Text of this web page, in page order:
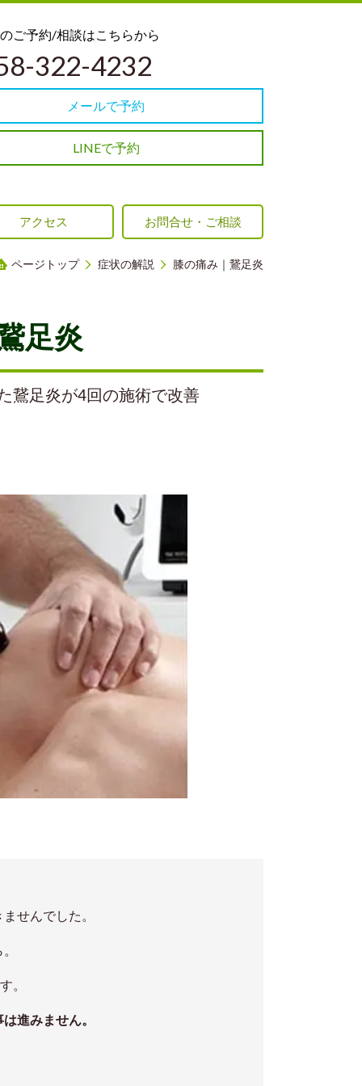
でのご予約/相談はこちらから
322-4232
メールで予約
LINEで予約
アクセス お問合せ・ご相談
ページトップ 症状の解説 膝の痛み｜鵞足炎
足炎
鵞足炎が4回の施術で改善
せんでした。
。
進みません。